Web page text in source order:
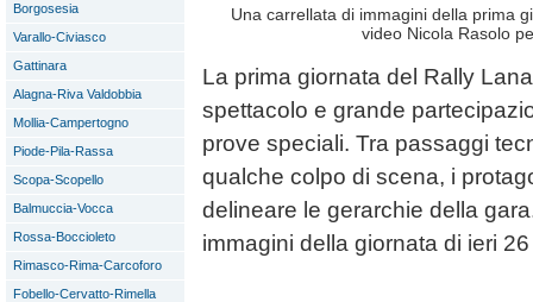
Borgosesia
Varallo-Civiasco
Gattinara
Alagna-Riva Valdobbia
Mollia-Campertogno
Piode-Pila-Rassa
Scopa-Scopello
Balmuccia-Vocca
Rossa-Boccioleto
Rimasco-Rima-Carcoforo
Fobello-Cervatto-Rimella
Una carrellata di immagini della prima
video Nicola Rasolo
La prima giornata del Rally
spettacolo e grande
prove speciali. Tra passaggi
qualche colpo di scena, i
delineare le gerarchie della
immagini della giornata di ieri